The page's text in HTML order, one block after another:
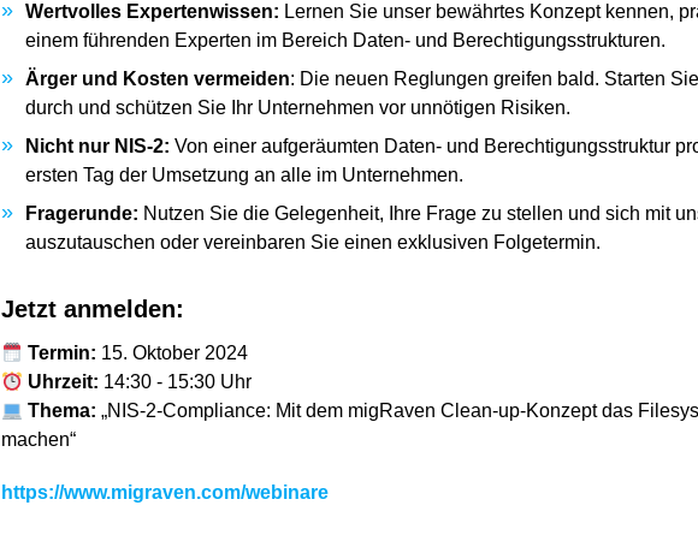
Wertvolles Expertenwissen: Lernen Sie unser bewährtes Konzept kennen,
einem führenden Experten im Bereich Daten- und Berechtigungsstrukturen.
Ärger und Kosten vermeiden: Die neuen Reglungen greifen bald. Starten
durch und schützen Sie Ihr Unternehmen vor unnötigen Risiken.
Nicht nur NIS-2: Von einer aufgeräumten Daten- und Berechtigungsstruktur
ersten Tag der Umsetzung an alle im Unternehmen.
Fragerunde: Nutzen Sie die Gelegenheit, Ihre Frage zu stellen und sich mit
auszutauschen oder vereinbaren Sie einen exklusiven Folgetermin.
Jetzt anmelden:
Termin: 15. Oktober 2024
Uhrzeit: 14:30 - 15:30 Uhr
Thema: „NIS-2-Compliance: Mit dem migRaven Clean-up-Konzept das
machen“
https://www.migraven.com/webinare